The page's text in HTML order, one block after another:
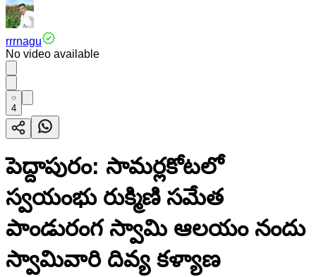
rrrnagu
No video available
4
పెద్దాపురం: సామర్లకోటలో
స్వయంభు రుక్మిణి సమేత
పాండురంగ స్వామి ఆలయం నందు
స్వామివారి దివ్య కళ్యాణ